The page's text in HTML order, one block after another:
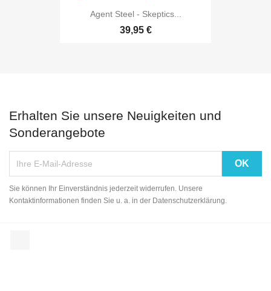
Agent Steel - Skeptics...
39,95 €
Erhalten Sie unsere Neuigkeiten und
Sonderangebote
Sie können Ihr Einverständnis jederzeit widerrufen. Unsere
Kontaktinformationen finden Sie u. a. in der Datenschutzerklärung.